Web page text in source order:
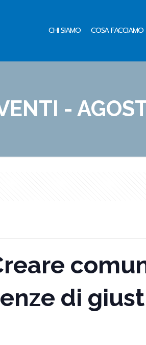
CHI SIAMO COSA FACCIAMO
-
di